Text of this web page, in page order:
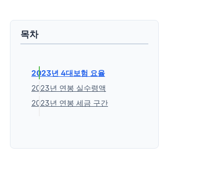
목차
2023년 4대보험 요율
2023년 연봉 실수령액
2023년 연봉 세금 구간